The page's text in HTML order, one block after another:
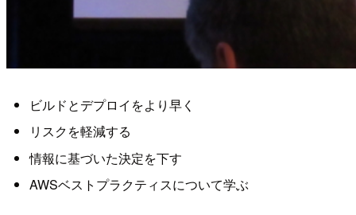
ビルドとデプロイをより早く
リスクを軽減する
情報に基づいた決定を下す
AWSベストプラクティスについて学ぶ